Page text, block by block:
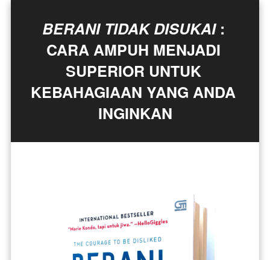
BERANI TIDAK DISUKAI :
CARA AMPUH MENJADI
SUPERIOR UNTUK
KEBAHAGIAAN YANG ANDA
INGINKAN